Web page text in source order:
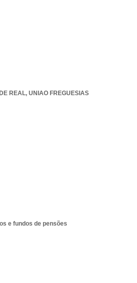
REAL, UNIAO FREGUESIAS
e fundos de pensões